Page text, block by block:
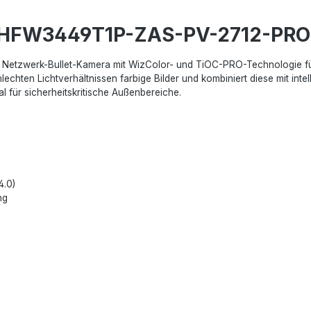
ZAS-PV-2712-
Netzwerk-Bullet-Kamera mit WizColor- und TiOC-PRO-
Lichtverhältnissen farbige Bilder und kombiniert diese mit
für sicherheitskritische Außenbereiche.